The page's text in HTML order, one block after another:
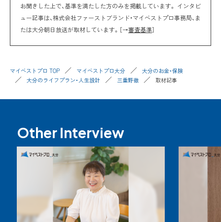
お聞きした上で、基準を満たした方のみを掲載しています。 インタビ
ュー記事は、株式会社ファーストブランド・マイベストプロ事務局、ま
たは大分朝日放送が取材しています。［→審査基準］
マイベストプロ TOP マイベストプロ大分
大分のお金・保険
大分のライフプラン・人生設計
三重野徹 取材記事
Other Interview